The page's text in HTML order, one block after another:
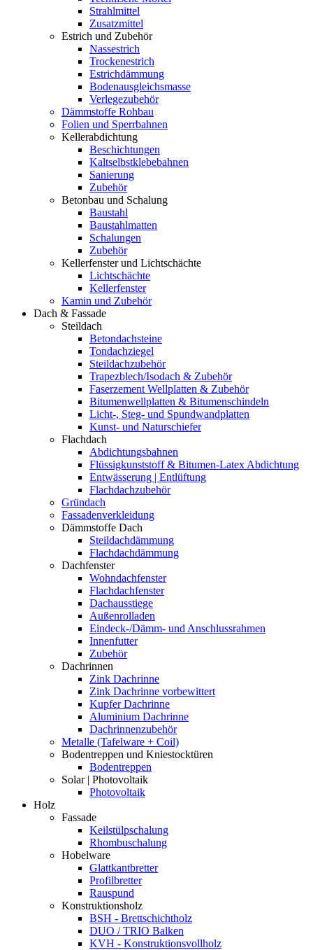
Strahlmittel
Zusatzmittel
Estrich und Zubehör
Nassestrich
Trockenestrich
Estrichdämmung
Bodenausgleichsmasse
Verlegezubehör
Dämmstoffe Rohbau
Folien und Sperrbahnen
Kellerabdichtung
Beschichtungen
Kaltselbstklebebahnen
Sanierung
Zubehör
Betonbau und Schalung
Baustahl
Baustahlmatten
Schalungen
Zubehör
Kellerfenster und Lichtschächte
Lichtschächte
Kellerfenster
Kamin und Zubehör
Dach & Fassade
Steildach
Betondachsteine
Tondachziegel
Steildachzubehör
Trapezblech/Isodach & Zubehör
Faserzement Wellplatten & Zubehör
Bitumenwellplatten & Bitumenschindeln
Licht-, Steg- und Spundwandplatten
Kunst- und Naturschiefer
Flachdach
Abdichtungsbahnen
Flüssigkunststoff & Bitumen-Latex Abdichtung
Entwässerung | Entlüftung
Flachdachzubehör
Gründach
Fassadenverkleidung
Dämmstoffe Dach
Steildachdämmung
Flachdachdämmung
Dachfenster
Wohndachfenster
Flachdachfenster
Dachausstiege
Außenrolladen
Eindeck-/Dämm- und Anschlussrahmen
Innenfutter
Zubehör
Dachrinnen
Zink Dachrinne
Zink Dachrinne vorbewittert
Kupfer Dachrinne
Aluminium Dachrinne
Dachrinnenzubehör
Metalle (Tafelware + Coil)
Bodentreppen und Kniestocktüren
Bodentreppen
Solar | Photovoltaik
Photovoltaik
Holz
Fassade
Keilstülpschalung
Rhombuschalung
Hobelware
Glattkantbretter
Profilbretter
Rauspund
Konstruktionsholz
BSH - Brettschichtholz
DUO / TRIO Balken
KVH - Konstruktionsvollholz